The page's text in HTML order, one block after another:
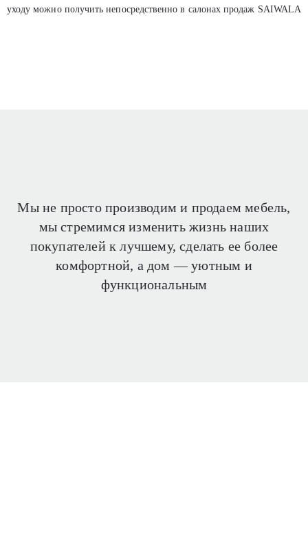
уходу можно получить непосредственно в салонах продаж SAIWALA
Мы не просто производим и продаем мебель,
мы стремимся изменить жизнь наших
покупателей к лучшему, сделать ее более
комфортной, а дом —уютным и
функциональным